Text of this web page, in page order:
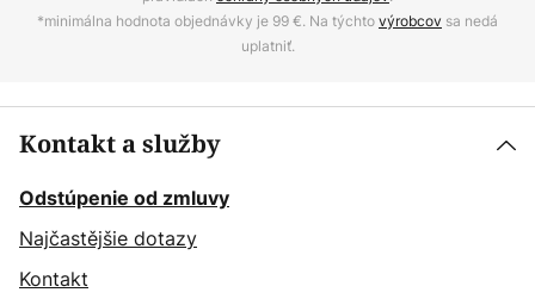
*minimálna hodnota objednávky je 99 €. Na týchtovýrobcov sa nedá
uplatniť.
Kontakt a služby
Odstúpenie od zmluvy
Najčastějšie dotazy
Kontakt